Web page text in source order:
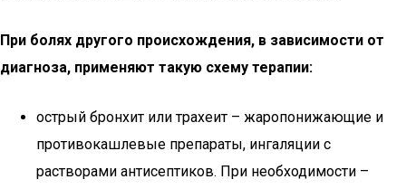
При болях другого происхождения, в зависимости от
диагноза, применяют такую схему терапии:
острый бронхит или трахеит – жаропонижающие и
противокашлевые препараты, ингаляции с
растворами антисептиков. При необходимости –